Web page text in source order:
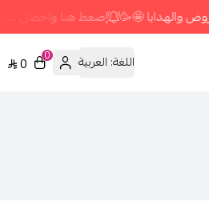
والهدايا 🤩🥳 إضغط هنا واحصل على
اللغة: العربية 0
0